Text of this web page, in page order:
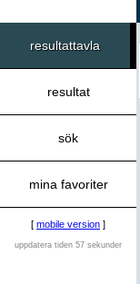
resultattavla
resultat
sök
mina favoriter
[ mobile version ]
uppdatera tiden 57 sekunder